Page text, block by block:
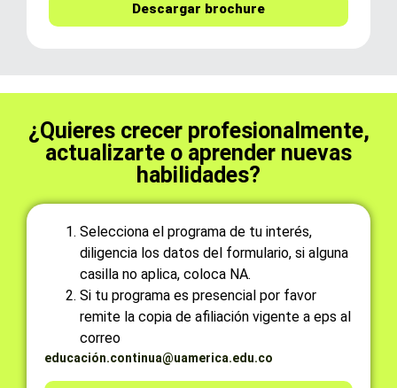
Descargar brochure
¿Quieres crecer profesionalmente,
actualizarte o aprender nuevas
habilidades?
Selecciona el programa de tu interés,
diligencia los datos del formulario, si alguna
casilla no aplica, coloca NA.
Si tu programa es presencial por favor
remite la copia de afiliación vigente a eps al
correo
educación.continua@uamerica.edu.co